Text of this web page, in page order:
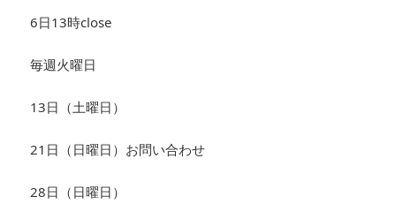
6日13時close
毎週火曜日
13日（土曜日）
21日（日曜日）お問い合わせ
28日（日曜日）